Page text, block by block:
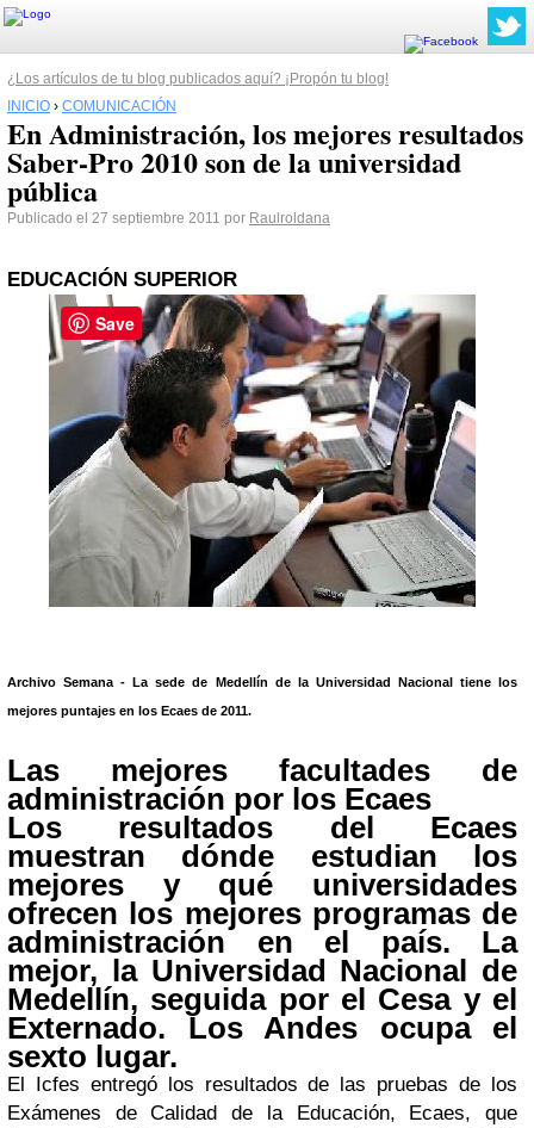
¿Los artículos de tu blog publicados aquí? ¡Propón tu blog!
INICIO › COMUNICACIÓN
En Administración, los mejores resultados
Saber-Pro 2010 son de la universidad
pública
Publicado el 27 septiembre 2011 por Raulroldana
EDUCACIÓN SUPERIOR
Archivo Semana - La sede de Medellín de la Universidad Nacional tiene los
mejores puntajes en los Ecaes de 2011.
Las mejores facultades de
administración por los Ecaes
Los resultados del Ecaes
muestran dónde estudian los
mejores y qué universidades
ofrecen los mejores programas de
administración en el país. La
mejor, la Universidad Nacional de
Medellín, seguida por el Cesa y el
Externado. Los Andes ocupa el
sexto lugar.
El Icfes entregó los resultados de las pruebas de los
Exámenes de Calidad de la Educación, Ecaes, que
Save